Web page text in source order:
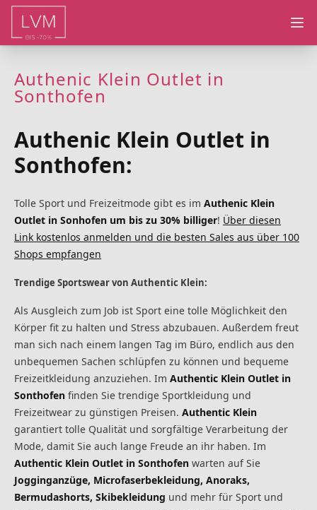
Authenic Klein Outlet in
Sonthofen
Authenic Klein Outlet in
Sonthofen:
Tolle Sport und Freizeitmode gibt es im Authenic Klein
Outlet in Sonhofen um bis zu 30% billiger! Über diesen
Link kostenlos anmelden und die besten Sales aus über 100
Shops empfangen
Trendige Sportswear von Authentic Klein:
Als Ausgleich zum Job ist Sport eine tolle Möglichkeit den
Körper fit zu halten und Stress abzubauen. Außerdem freut
man sich nach einem langen Tag im Büro, endlich aus den
unbequemen Sachen schlüpfen zu können und bequeme
Freizeitkleidung anzuziehen. Im Authentic Klein Outlet in
Sonthofen finden Sie trendige Sportkleidung und
Freizeitwear zu günstigen Preisen. Authentic Klein
garantiert tolle Qualität und sorgfältige Verarbeitung der
Mode, damit Sie auch lange Freude an ihr haben. Im
Authentic Klein Outlet in Sonthofen warten auf Sie
Jogginganzüge, Microfaserbekleidung, Anoraks,
Bermudashorts, Skibekleidung und mehr für Sport und